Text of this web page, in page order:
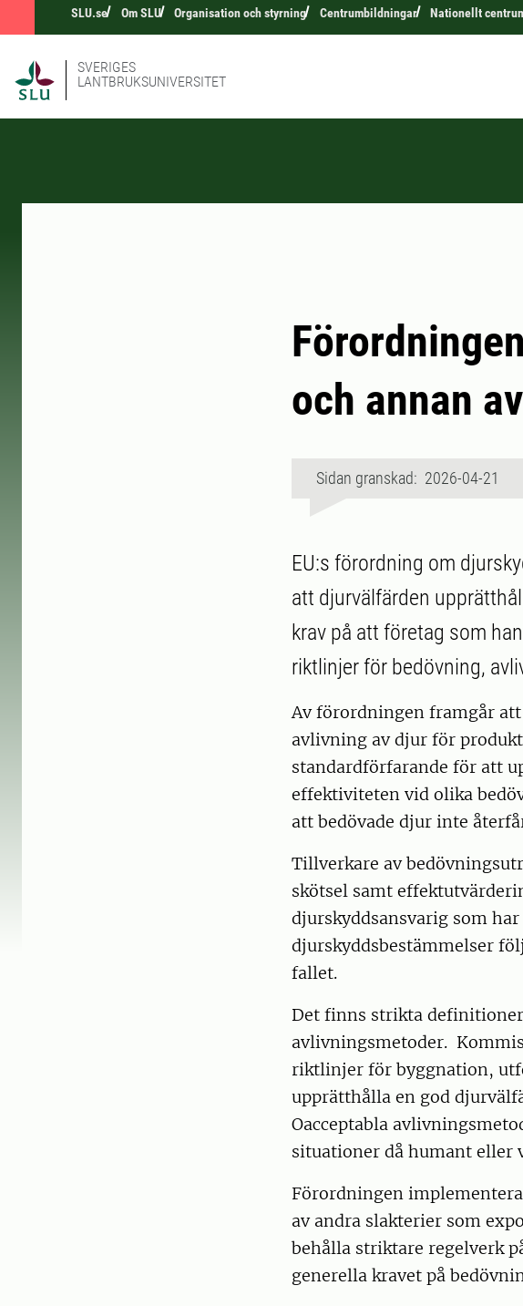
SLU.se Om SLU Organisation och styrning Centrumbildningar Nationellt
SVERIGES
LANTBRUKSUNIVERSITET
och annan
Sidan granskad: 2026-04-21
EU:s förordning om
att djurvälfärden
krav på att företag som
riktlinjer för bedövning,
Av förordningen framgår
avlivning av djur för
standardförfarande för att
effektiviteten vid olika
att bedövade djur inte
Tillverkare av
skötsel samt
djurskyddsansvarig som
djurskyddsbestämmelser
fallet.
Det finns strikta definitioner
avlivningsmetoder.
riktlinjer för byggnation,
upprätthålla en god
Oacceptabla
situationer då humant eller
Förordningen
av andra slakterier som
behålla striktare regelverk
generella kravet på